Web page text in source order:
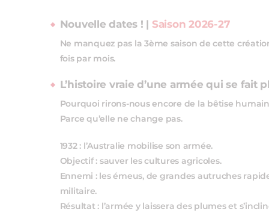
Nouvelle dates ! | Saison 2026-27
Ne manquez pas la 3ème saison de cette
fois par mois.
L’histoire vraie d’une armée qui se fait
Pourquoi rirons‑nous encore de la bêtise
Parce qu’elle ne change pas.
1932 : l’Australie mobilise son armée.
Objectif : sauver les cultures agricoles.
Ennemi : les émeus, de grandes autruches
militaire.
Résultat : l’armée y laissera des plumes et